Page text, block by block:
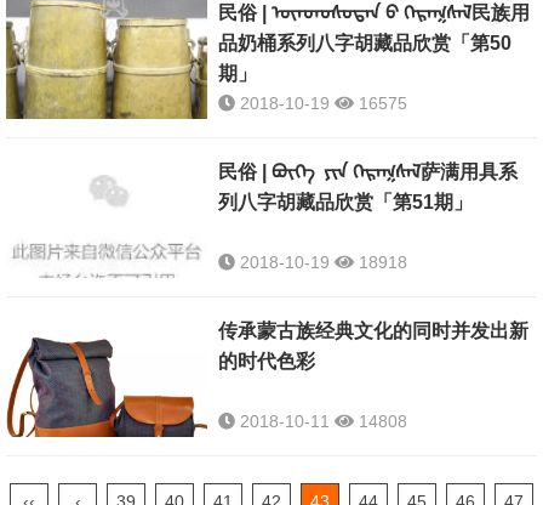
民俗 | ᠦᠨᠳᠦᠰᠦᠲᠡᠨ ᠪ ᠬᠡᠷᠡᠭᠰᠡᠯ民族用
品奶桶系列八字胡藏品欣赏「第50
期」
2018-10-19 16575
民俗 | ᠪᠦᠭᠡ ᠶᠢᠨ ᠬᠡᠷᠡᠭᠰᠡᠯ萨满用具系
列八字胡藏品欣赏「第51期」
2018-10-19 18918
传承蒙古族经典文化的同时并发出新
的时代色彩
2018-10-11 14808